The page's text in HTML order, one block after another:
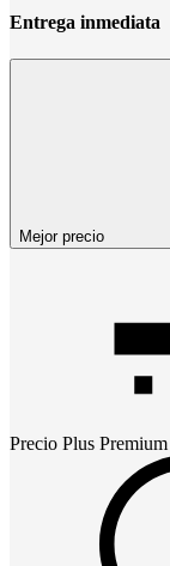
Entrega inmediata
Mejor precio
Precio Plus Premium